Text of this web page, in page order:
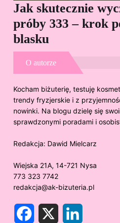
Jak skutecznie
próby 333 – krok
blasku
O autorze
Kocham biżuterię, testuję
trendy fryzjerskie i z
nowinki. Na blogu dzielę się
sprawdzonymi poradami i
Redakcja: Dawid Mielcarz
Wiejska 21A, 14-721 Nysa
773 323 7742
redakcja@ak-bizuteria.pl